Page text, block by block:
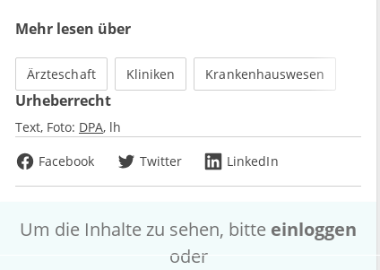
Mehr lesen über
Ärzteschaft Kliniken Krankenhauswesen
Urheberrecht
Text, Foto: DPA lh
Facebook
Twitter LinkedIn
Um die Inhalte zu sehen, bitte einloggen
oder